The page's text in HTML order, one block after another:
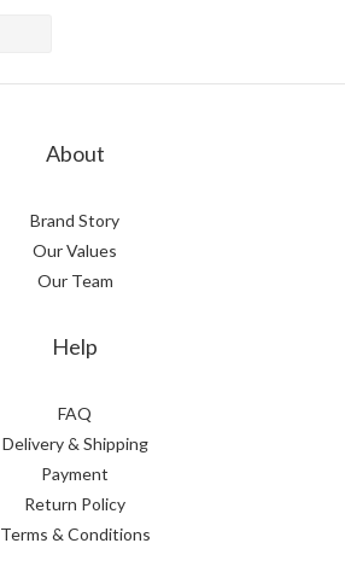
About
Brand Story
Our Values
Our Team
Help
FAQ
Delivery & Shipping
Payment
Return Policy
Terms & Conditions